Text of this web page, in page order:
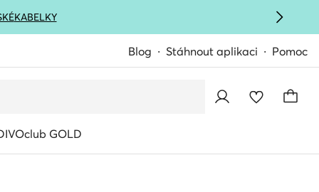
KABELKY
Blog Stáhnout aplikaci Pomoc
GOLD